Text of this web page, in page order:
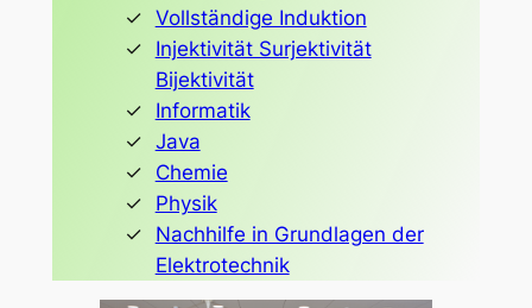
Vollständige Induktion
Injektivität Surjektivität
Bijektivität
Informatik
Java
Chemie
Physik
Nachhilfe in Grundlagen der
Elektrotechnik